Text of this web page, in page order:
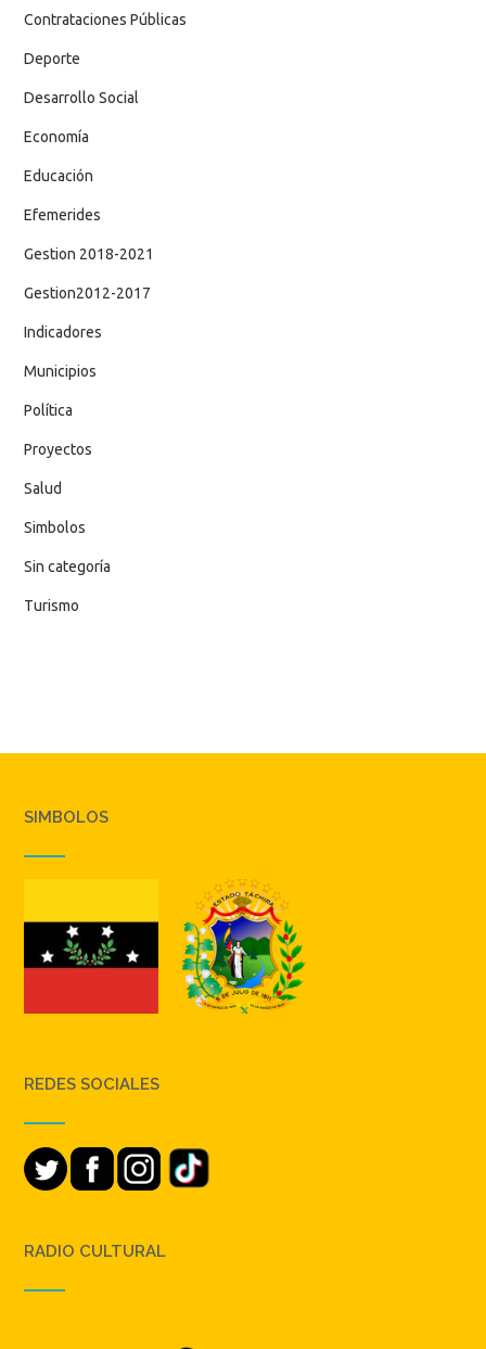
Contrataciones Públicas
Deporte
Desarrollo Social
Economía
Educación
Efemerides
Gestion 2018-2021
Gestion2012-2017
Indicadores
Municipios
Política
Proyectos
Salud
Simbolos
Sin categoría
Turismo
SIMBOLOS
REDES SOCIALES
RADIO CULTURAL